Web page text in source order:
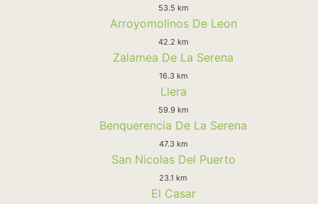
53.5 km
Arroyomolinos De Leon
42.2 km
Zalamea De La Serena
16.3 km
Llera
59.9 km
Benquerencia De La Serena
47.3 km
San Nicolas Del Puerto
23.1 km
El Casar